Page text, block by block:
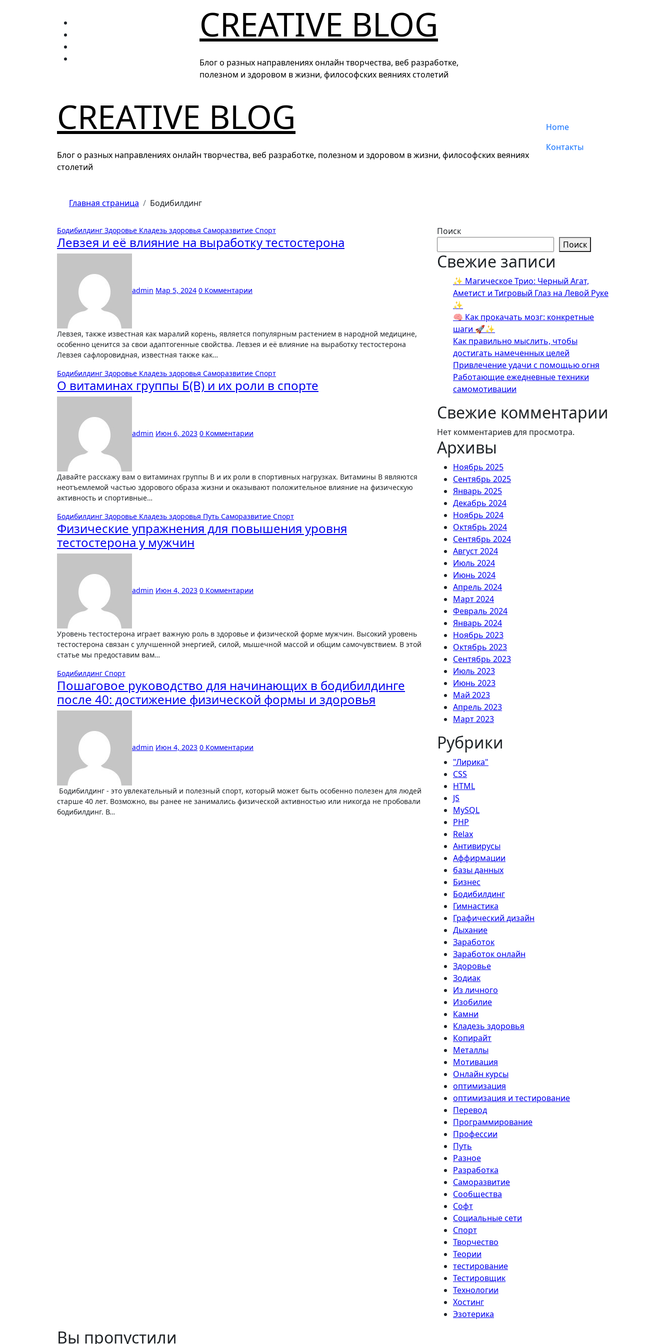
CREATIVE BLOG
Блог о разных направлениях онлайн творчества, веб разработке,
полезном и здоровом в жизни, философских веяниях столетий
CREATIVE BLOG
Блог о разных направлениях онлайн творчества, веб разработке, полезном и здоровом в жизни, философских веяниях
столетий
Home
Контакты
Главная страница Бодибилдинг
Бодибилдинг Здоровье Кладезь здоровья Саморазвитие Спорт
Левзея и её влияние на выработку тестостерона
admin Мар 5, 2024 0 Комментарии
Левзея, также известная как маралий корень, является популярным растением в народной медицине,
особенно ценится за свои адаптогенные свойства. Левзея и её влияние на выработку тестостерона
Левзея сафлоровидная, известная также как…
Бодибилдинг Здоровье Кладезь здоровья Саморазвитие Спорт
О витаминах группы Б(B) и их роли в спорте
admin Июн 6, 2023 0 Комментарии
Давайте расскажу вам о витаминах группы B и их роли в спортивных нагрузках. Витамины B являются
неотъемлемой частью здорового образа жизни и оказывают положительное влияние на физическую
активность и спортивные…
Бодибилдинг Здоровье Кладезь здоровья Путь Саморазвитие Спорт
Физические упражнения для повышения уровня
тестостерона у мужчин
admin Июн 4, 2023 0 Комментарии
Уровень тестостерона играет важную роль в здоровье и физической форме мужчин. Высокий уровень
тестостерона связан с улучшенной энергией, силой, мышечной массой и общим самочувствием. В этой
статье мы предоставим вам…
Бодибилдинг Спорт
Пошаговое руководство для начинающих в бодибилдинге
после 40: достижение физической формы и здоровья
admin Июн 4, 2023 0 Комментарии
Бодибилдинг - это увлекательный и полезный спорт, который может быть особенно полезен для людей
старше 40 лет. Возможно, вы ранее не занимались физической активностью или никогда не пробовали
бодибилдинг. В…
Поиск
Поиск
Свежие записи
✨ Магическое Трио: Черный Агат,
Аметист и Тигровый Глаз на Левой Руке
✨
🧠 Как прокачать мозг: конкретные
шаги 🚀✨
Как правильно мыслить, чтобы
достигать намеченных целей
Привлечение удачи с помощью огня
Работающие ежедневные техники
самомотивации
Свежие комментарии
Нет комментариев для просмотра.
Архивы
Ноябрь 2025
Сентябрь 2025
Январь 2025
Декабрь 2024
Ноябрь 2024
Октябрь 2024
Сентябрь 2024
Август 2024
Июль 2024
Июнь 2024
Апрель 2024
Март 2024
Февраль 2024
Январь 2024
Ноябрь 2023
Октябрь 2023
Сентябрь 2023
Июль 2023
Июнь 2023
Май 2023
Апрель 2023
Март 2023
Рубрики
"Лирика"
CSS
HTML
JS
MySQL
PHP
Relax
Антивирусы
Аффирмации
базы данных
Бизнес
Бодибилдинг
Гимнастика
Графический дизайн
Дыхание
Заработок
Заработок онлайн
Здоровье
Зодиак
Из личного
Изобилие
Камни
Кладезь здоровья
Копирайт
Металлы
Мотивация
Онлайн курсы
оптимизация
оптимизация и тестирование
Перевод
Программирование
Профессии
Путь
Разное
Разработка
Саморазвитие
Сообщества
Софт
Социальные сети
Спорт
Творчество
Теории
тестирование
Тестировщик
Технологии
Хостинг
Эзотерика
Вы пропустили